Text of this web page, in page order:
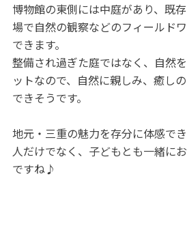
博物館の東側には中庭があり、既
場で自然の観察などのフィールド
できます。
整備され過ぎた庭ではなく、自然
ットなので、自然に親しみ、癒し
できそうです。
地元・三重の魅力を存分に体感で
人だけでなく、子どもとも一緒に
ですね♪